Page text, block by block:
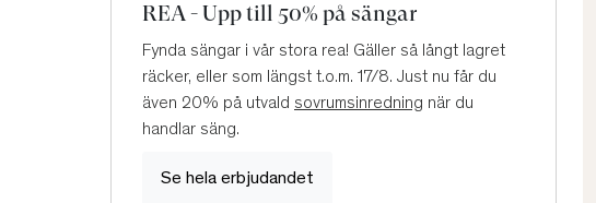
REA - Upp till 50% på sängar
Fynda sängar i vår stora rea! Gäller så långt lagret
räcker, eller som längst t.o.m. 17/8. Just nu får du
även 20% på utvald sovrumsinredning när du
handlar säng.
Se hela erbjudandet